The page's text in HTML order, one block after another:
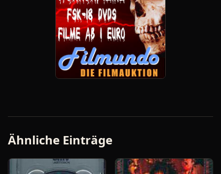
Ähnliche Einträge